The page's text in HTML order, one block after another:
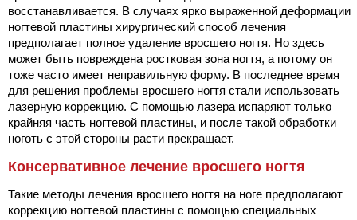
восстанавливается. В случаях ярко выраженной деформации
ногтевой пластины хирургический способ лечения
предполагает полное удаление вросшего ногтя. Но здесь
может быть повреждена ростковая зона ногтя, а потому он
тоже часто имеет неправильную форму. В последнее время
для решения проблемы вросшего ногтя стали использовать
лазерную коррекцию. С помощью лазера испаряют только
крайняя часть ногтевой пластины, и после такой обработки
ноготь с этой стороны расти прекращает.
Консервативное лечение вросшего ногтя
Такие методы лечения вросшего ногтя на ноге предполагают
коррекцию ногтевой пластины с помощью специальных